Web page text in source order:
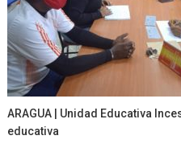
ARAGUA | Unidad Educativa
educativa